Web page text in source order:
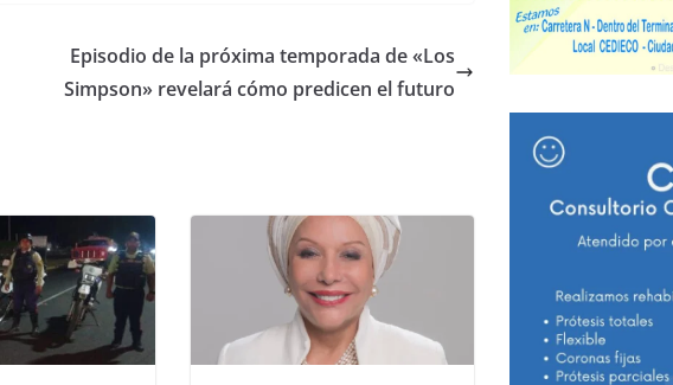
Episodio de la próxima temporada de «Los
Simpson» revelará cómo predicen el futuro